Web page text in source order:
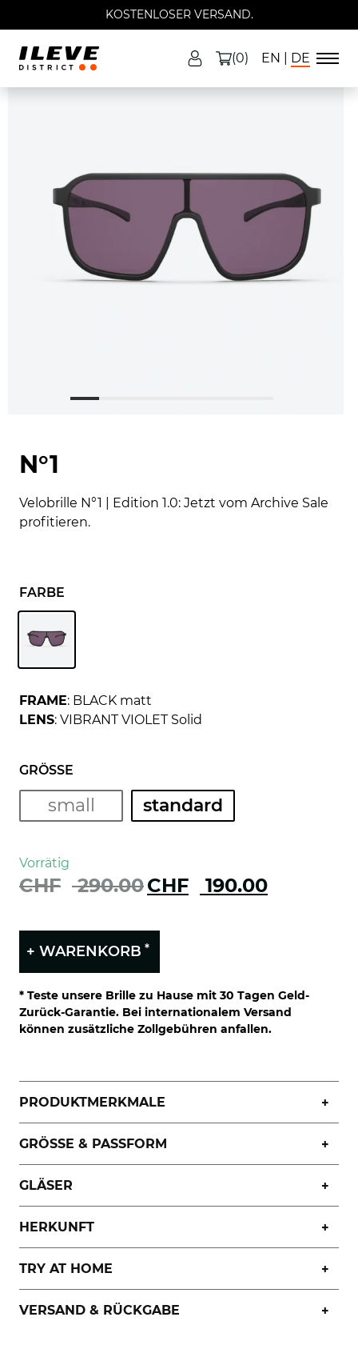
KOSTENLOSER VERSAND.
(0) EN DE
N°1
Velobrille N°1 | Edition 1.0: Jetzt vom Archive Sale
profitieren.
FARBE
FRAME: BLACK matt
LENS: VIBRANT VIOLET Solid
GRÖSSE
small standard
Vorrätig
CHF 290.00 Ursprünglicher
Preis
CHF 190.00Aktueller
Preis
+ WARENKORB *
* Teste unsere Brille zu Hause mit 30 Tagen Geld-
Zurück-Garantie. Bei internationalem Versand
können zusätzliche Zollgebühren anfallen.
PRODUKTMERKMALE
GRÖSSE & PASSFORM
GLÄSER
HERKUNFT
TRY AT HOME
VERSAND & RÜCKGABE